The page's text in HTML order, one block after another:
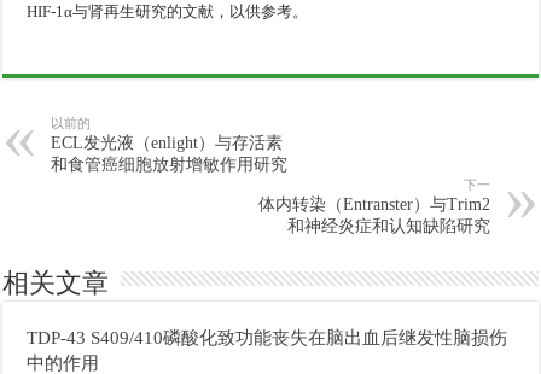
HIF-1α与肾再生研究的文献，以供参考。
以前的
ECL发光液（enlight）与存活素
和食管癌细胞放射增敏作用研究
下一
体内转染（Entranster）与Trim2
和神经炎症和认知缺陷研究
相关文章
TDP-43 S409/410磷酸化致功能丧失在脑出血后继发性脑损伤
中的作用